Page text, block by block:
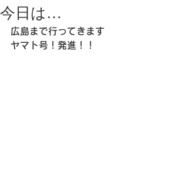
今日は…
広島まで行ってきます
ヤマト号！発進！！